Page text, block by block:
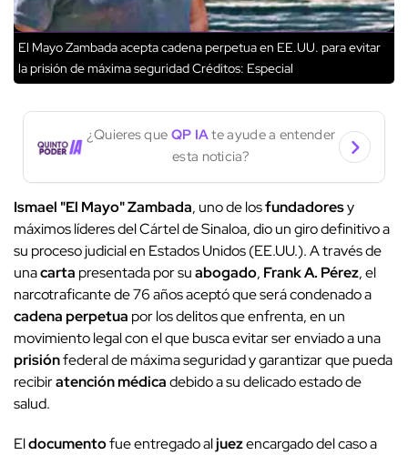
El Mayo Zambada acepta cadena perpetua en EE.UU. para evitar
la prisión de máxima seguridadCréditos: Especial
¿Quieres que QP IAte ayude a entender
esta noticia?
Ismael "El Mayo" Zambada, uno de losfundadoresy
máximos líderes del Cártel de Sinaloa, dio un giro definitivo a
su proceso judicial en Estados Unidos (EE.UU.). A través de
unacarta presentada por suabogado, Frank A. Pérez, el
narcotraficante de 76 años aceptó que será condenado a
cadena perpetua por los delitos que enfrenta, en un
movimiento legal con el que busca evitar ser enviado a una
prisiónfederal de máxima seguridad y garantizar que pueda
recibiratención médicadebido a su delicado estado de
salud.
Eldocumentofue entregado aljuezencargado del caso a